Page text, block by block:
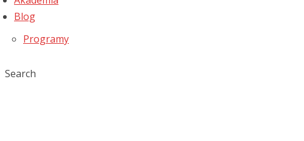
Blog
Programy
Search